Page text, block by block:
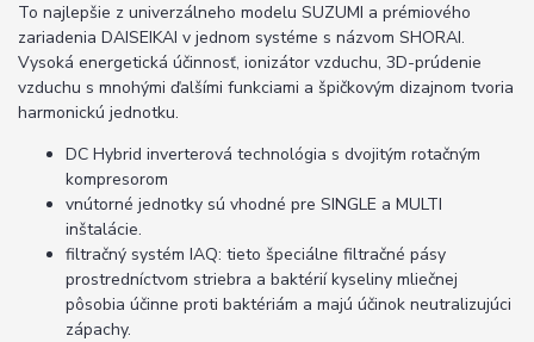
To najlepšie z univerzálneho modelu SUZUMI a prémiového
zariadenia DAISEIKAI v jednom systéme s názvom SHORAI.
Vysoká energetická účinnosť, ionizátor vzduchu, 3D-prúdenie
vzduchu s mnohými ďalšími funkciami a špičkovým dizajnom tvoria
harmonickú jednotku.
DC Hybrid inverterová technológia s dvojitým rotačným
kompresorom
vnútorné jednotky sú vhodné pre SINGLE a MULTI
inštalácie.
filtračný systém IAQ: tieto špeciálne filtračné pásy
prostredníctvom striebra a baktérií kyseliny mliečnej
pôsobia účinne proti baktériám a majú účinok neutralizujúci
zápachy.